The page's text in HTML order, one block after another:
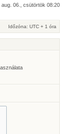
aug. 06., csütörtök 08:20
Időzóna: UTC + 1 óra